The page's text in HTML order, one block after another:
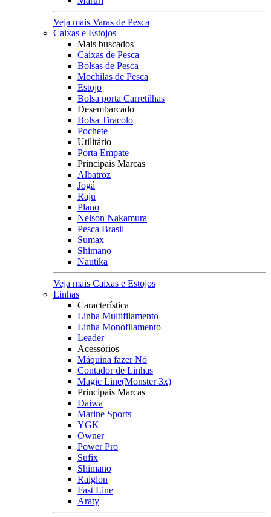
Veja mais Varas de Pesca
Caixas e Estojos
Mais buscados
Caixas de Pesca
Bolsas de Pesca
Mochilas de Pesca
Estojo
Bolsa porta Carretilhas
Desembarcado
Bolsa Tiracolo
Pochete
Utilitário
Porta Empate
Principais Marcas
Albatroz
Jogá
Raju
Plano
Nelson Nakamura
Pesca Brasil
Sumax
Shimano
Nautika
Veja mais Caixas e Estojos
Linhas
Característica
Linha Multifilamento
Linha Monofilamento
Leader
Acessórios
Máquina fazer Nó
Contador de Linhas
Magic Line(Monster 3x)
Principais Marcas
Daiwa
Marine Sports
YGK
Owner
Power Pro
Sufix
Shimano
Raiglon
Fast Line
Araty